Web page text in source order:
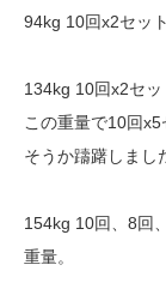
94kg 10回x2セッ
134kg 10回x2セ
この重量で10回
そうか躊躇しまし
154kg 10回、8回
重量。